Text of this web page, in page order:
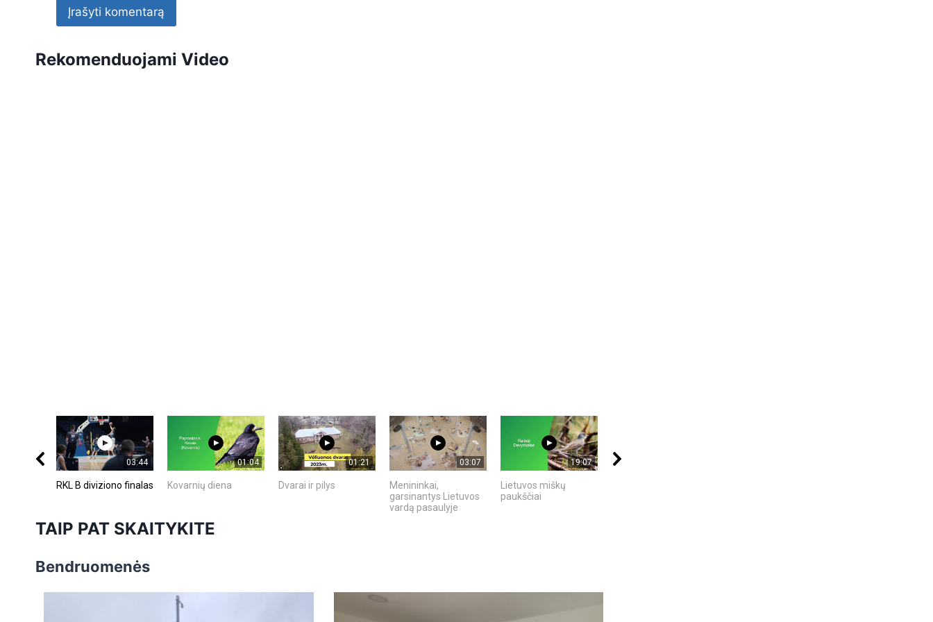
Rekomenduojami Video
03:44
RKL B diviziono finalas
01:04
Kovarnių diena
01:21
Dvarai ir pilys
03:07
Menininkai,
garsinantys Lietuvos
vardą pasaulyje
19:07
Lietuvos miškų
paukščiai
TAIP PAT SKAITYKITE
Bendruomenės